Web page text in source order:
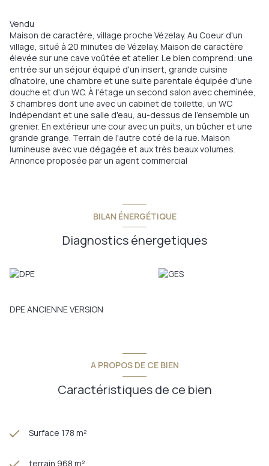
Vendu
Maison de caractère, village proche Vézelay. Au Coeur d'un
village, situé à 20 minutes de Vézelay. Maison de caractère
élevée sur une cave voûtée et atelier. Le bien comprend: une
entrée sur un séjour équipé d'un insert, grande cuisine
dînatoire, une chambre et une suite parentale équipée d'une
douche et d'un WC. À l'étage un second salon avec cheminée,
3 chambres dont une avec un cabinet de toilette, un WC
indépendant et une salle d'eau, au-dessus de l'ensemble un
grenier. En extérieur une cour avec un puits, un bûcher et une
grande grange. Terrain de l'autre coté de la rue. Maison
lumineuse avec vue dégagée et aux très beaux volumes.
Annonce proposée par un agent commercial
BILAN ÉNERGÉTIQUE
Diagnostics énergetiques
DPE ANCIENNE VERSION
A PROPOS DE CE BIEN
Caractéristiques de ce bien
Surface 178 m²
terrain 968 m²